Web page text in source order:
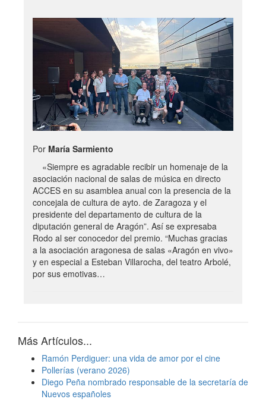
Por María Sarmiento
«Siempre es agradable recibir un homenaje de la
asociación nacional de salas de música en directo
ACCES en su asamblea anual con la presencia de la
concejala de cultura de ayto. de Zaragoza y el
presidente del departamento de cultura de la
diputación general de Aragón”. Así se expresaba
Rodo al ser conocedor del premio. “Muchas gracias
a la asociación aragonesa de salas «Aragón en vivo»
y en especial a Esteban Villarocha, del teatro Arbolé,
por sus emotivas…
Más Artículos...
Ramón Perdiguer: una vida de amor por el cine
Pollerías (verano 2026)
Diego Peña nombrado responsable de la secretaría de
Nuevos españoles